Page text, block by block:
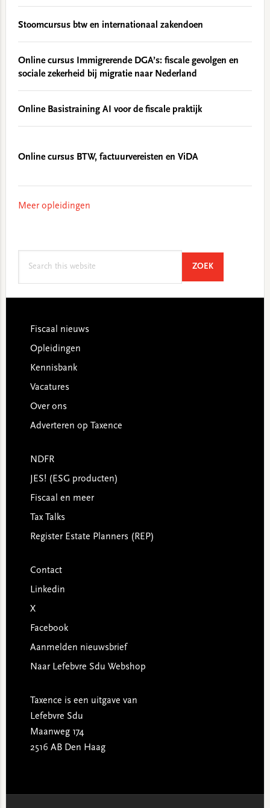
Stoomcursus btw en internationaal zakendoen
Online cursus Immigrerende DGA’s: fiscale gevolgen en
sociale zekerheid bij migratie naar Nederland
Online Basistraining AI voor de fiscale praktijk
Online cursus BTW, factuurvereisten en ViDA
Meer opleidingen
ZOEKSEARCH
Footer
Fiscaal nieuws
Opleidingen
Kennisbank
Vacatures
Over ons
Adverteren op Taxence
NDFR
JES! (ESG producten)
Fiscaal en meer
Tax Talks
Register Estate Planners (REP)
Contact
Linkedin
X
Facebook
Aanmelden nieuwsbrief
Naar Lefebvre Sdu Webshop
Taxence is een uitgave van
Lefebvre Sdu
Maanweg 174
2516 AB Den Haag